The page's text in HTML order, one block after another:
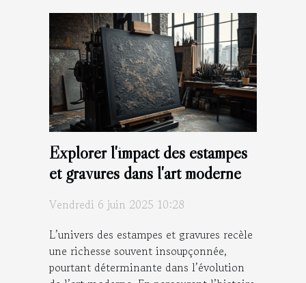
Explorer l'impact des estampes
et gravures dans l'art moderne
Vendredi 6 juin 2025 10:28
L’univers des estampes et gravures recèle
une richesse souvent insoupçonnée,
pourtant déterminante dans l’évolution